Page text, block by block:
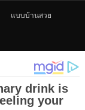
แบบบ้านสวย